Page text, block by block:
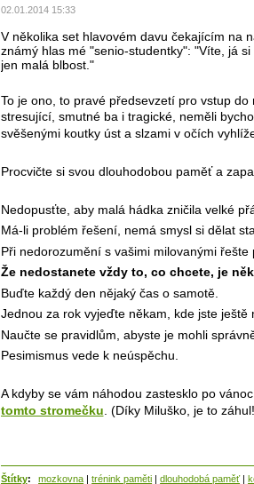
02.01.2014 15:33
V několika set hlavovém davu čekajícím na
známý hlas mé "senio-studentky": "Víte, já
jen malá blbost."
To je ono, to pravé předsevzetí pro vstup
stresující, smutné ba i tragické, neměli
svěšenými koutky úst a slzami v očích
Procvičte si svou dlouhodobou paměť a
Nedopusťte, aby malá hádka zničila velké
Má-li problém řešení, nemá smysl si dělat
Při nedorozumění s vašimi milovanými
Že nedostanete vždy to, co chcete, je
Buďte každý den nějaký čas o samotě.
Jednou za rok vyjeďte někam, kde jste ještě
Naučte se pravidlům, abyste je mohli
Pesimismus vede k neúspěchu.
A kdyby se vám náhodou zastesklo po
tomto stromečku. (Díky Miluško, je to
Štítky: mozkovna | trénink paměti | dlouhodobá paměť |